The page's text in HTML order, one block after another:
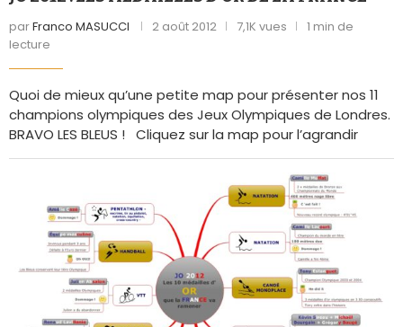
parFranco MASUCCI 2 août 2012 7,1K vues
1 min de
lecture
Quoi de mieux qu’une petite map pour présenter nos 11
champions olympiques des Jeux Olympiques de Londres.
BRAVO LES BLEUS ! Cliquez sur la map pour l’agrandir